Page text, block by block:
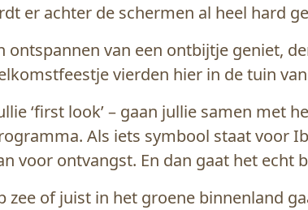
er achter de schermen al heel hard
ontspannen van een ontbijtje geniet,
vierden hier in de tuin
‘first look’ – gaan jullie samen
Als iets symbool staat voor
voor ontvangst. En dan gaat het echt
zee of juist in het groene binnenland